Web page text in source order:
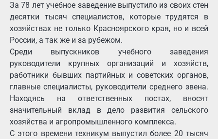
За 78 лет учебное заведение выпустило из своих стен
десятки тысяч специалистов, которые трудятся в
хозяйствах не только Красноярского края, но и всей
России, а так же и за рубежом.
Среди выпускников учебного заведения
руководители крупных организаций и хозяйств,
работники бывших партийных и советских органов,
главные специалисты, руководители среднего звена.
Находясь на ответственных постах, вносят
значительный вклад в дело развития сельского
хозяйства и агропромышленного комплекса.
С этого времени техникум выпустил более 20 тысяч